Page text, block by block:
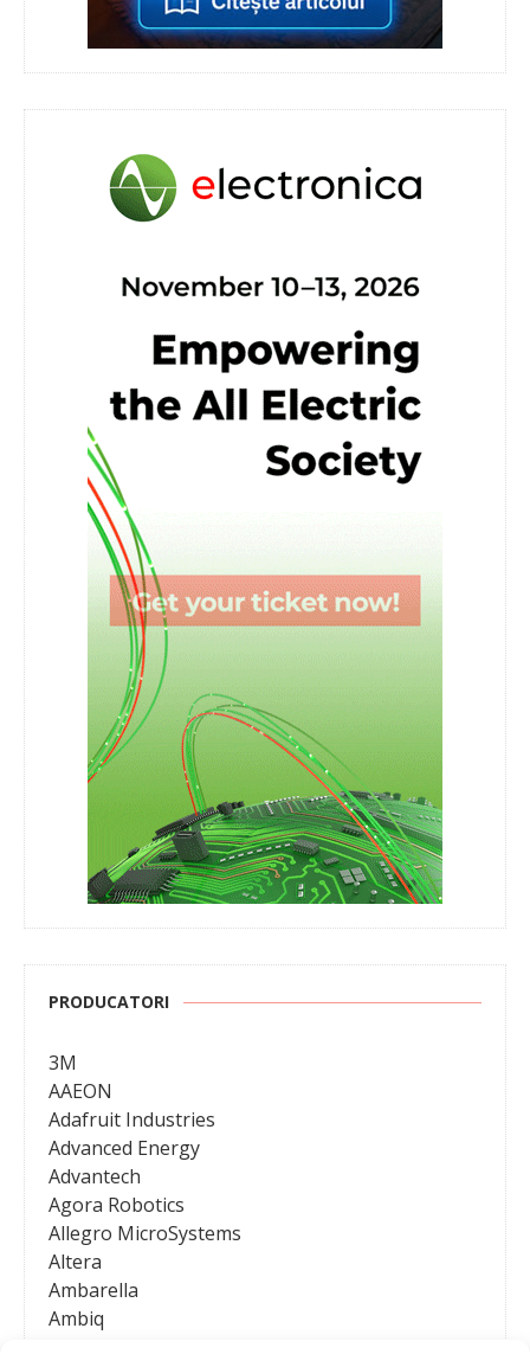
PRODUCATORI
3M
AAEON
Adafruit Industries
Advanced Energy
Advantech
Agora Robotics
Allegro MicroSystems
Altera
Ambarella
Ambiq